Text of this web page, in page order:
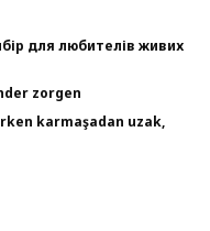
для любителів живих
zorgen
karmaşadan uzak,